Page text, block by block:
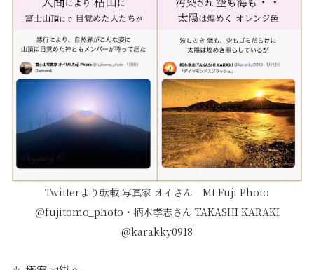
Twitterより転載:写真家 オイさん Mt.Fuji Photo
@fujitomo_photo・柄木孝志さん TAKASHI KARAKI
@karakky0918